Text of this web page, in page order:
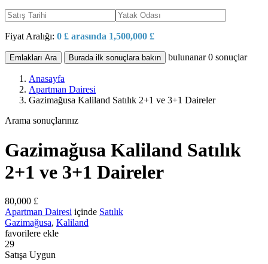
Fiyat Aralığı: 0 £ arasında 1,500,000 £
Emlakları Ara Burada ilk sonuçlara bakın bulunanar0 sonuçlar
Anasayfa
Apartman Dairesi
Gazimağusa Kaliland Satılık 2+1 ve 3+1 Daireler
Arama sonuçlarınız
Gazimağusa Kaliland Satılık
2+1 ve 3+1 Daireler
80,000 £
Apartman Dairesi içinde Satılık
Gazimağusa, Kaliland
favorilere ekle
29
Satışa Uygun